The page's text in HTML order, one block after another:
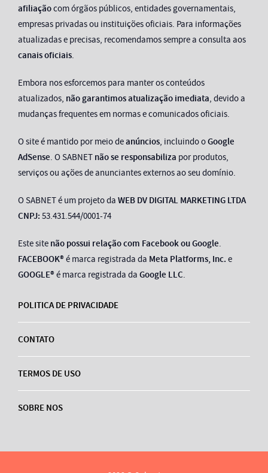
afiliaçãocom órgãos públicos, entidades governamentais,
empresas privadas ou instituições oficiais. Para informações
atualizadas e precisas, recomendamos sempre a consulta aos
canais oficiais.
Embora nos esforcemos para manter os conteúdos
atualizados, não garantimos atualização imediata, devido a
mudanças frequentes em normas e comunicados oficiais.
O site é mantido por meio deanúncios, incluindo oGoogle
AdSense. O SABNET não se responsabiliza por produtos,
serviços ou ações de anunciantes externos ao seu domínio.
O SABNET é um projeto da WEB DV DIGITAL MARKETING LTDA
CNPJ: 53.431.544/0001-74
Este site não possui relação com Facebook ou Google.
FACEBOOK®é marca registrada da Meta Platforms, Inc. e
GOOGLE®é marca registrada da Google LLC.
POLITICA DE PRIVACIDADE
CONTATO
TERMOS DE USO
SOBRE NOS